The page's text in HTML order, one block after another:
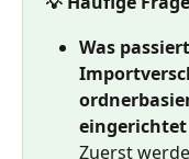
Was
eingerichtet
Zuerst